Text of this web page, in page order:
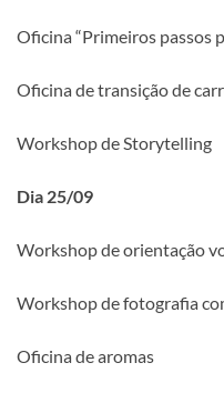
Oficina “Primeiros passos
Oficina de transição de
Workshop de Storytelling
Dia 25/09
Workshop de orientação
Workshop de fotografia
Oficina de aromas